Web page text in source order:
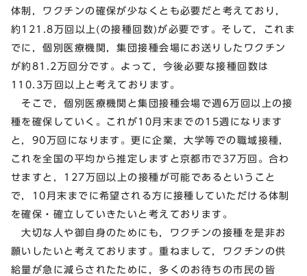
体制，ワクチンの確保が少なくとも必要だと考えており，
約121.8万回以上(の接種回数)が必要です。そして，これま
でに，個別医療機関，集団接種会場にお送りしたワクチン
が約81.2万回分です。よって，今後必要な接種回数は
110.3万回以上と考えております。
そこで，個別医療機関と集団接種会場で週6万回以上の接
種を確保していく。これが10月末までの15週になります
と，90万回になります。更に企業，大学等での職域接種，
これを全国の平均から推定しますと京都市で37万回。合わ
せますと，127万回以上の接種が可能であるということ
で，10月末までに希望される方に接種していただける体制
を確保・確立していきたいと考えております。
大切な人や御自身のためにも，ワクチンの接種を是非お
願いしたいと考えております。重ねまして，ワクチンの供
給量が急に減らされたために，多くのお待ちの市民の皆